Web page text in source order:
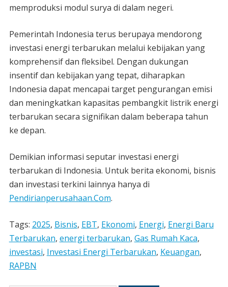
memproduksi modul surya di dalam negeri.
Pemerintah Indonesia terus berupaya mendorong
investasi energi terbarukan melalui kebijakan yang
komprehensif dan fleksibel. Dengan dukungan
insentif dan kebijakan yang tepat, diharapkan
Indonesia dapat mencapai target pengurangan emisi
dan meningkatkan kapasitas pembangkit listrik energi
terbarukan secara signifikan dalam beberapa tahun
ke depan.
Demikian informasi seputar investasi energi
terbarukan di Indonesia. Untuk berita ekonomi, bisnis
dan investasi terkini lainnya hanya di
Pendirianperusahaan.Com.
Tags: 2025, Bisnis, EBT, Ekonomi, Energi, Energi Baru
Terbarukan, energi terbarukan, Gas Rumah Kaca,
investasi, Investasi Energi Terbarukan, Keuangan,
RAPBN